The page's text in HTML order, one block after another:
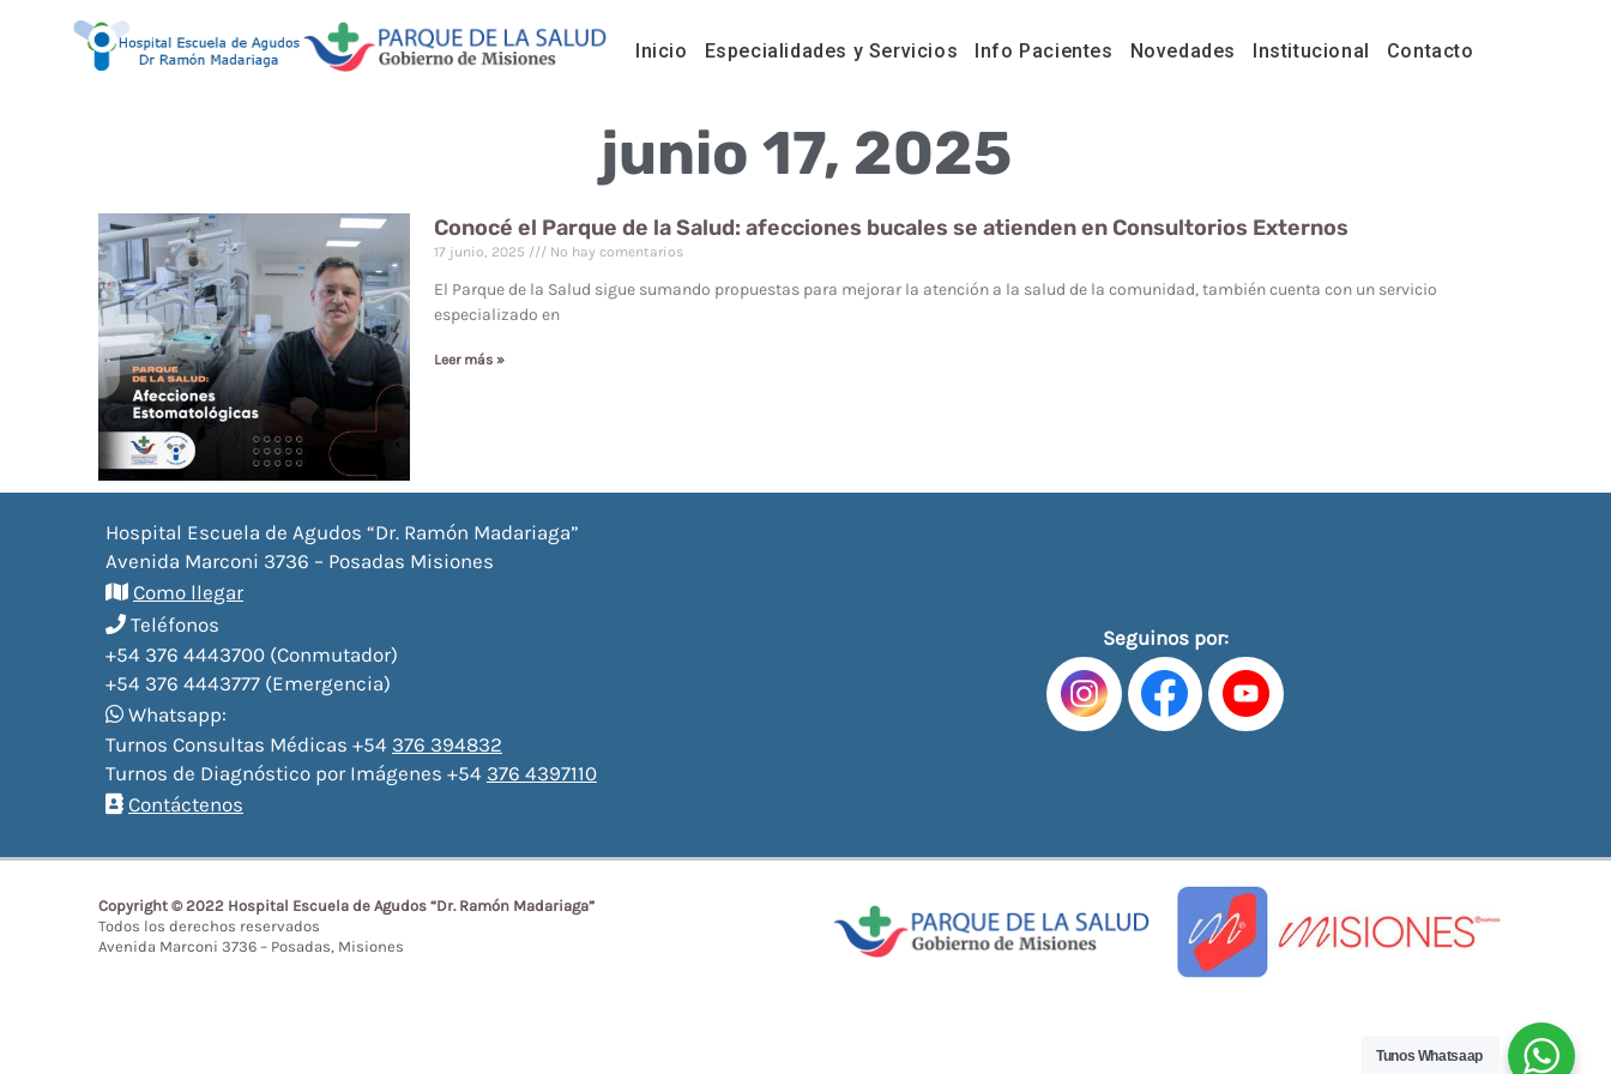
Inicio Especialidades y Servicios Info Pacientes Novedades Institucional Contacto
junio 17, 2025
Conocé el Parque de la Salud: afecciones bucales se atienden en Consultorios Externos
17 junio, 2025 No hay comentarios
El Parque de la Salud sigue sumando propuestas para mejorar la atención a la salud de la comunidad, también cuenta con un servicio
especializado en
Leer más »
Hospital Escuela de Agudos “Dr. Ramón Madariaga”
Avenida Marconi 3736 – Posadas Misiones
Como llegar
Teléfonos
+54 376 4443700 (Conmutador)
+54 376 4443777 (Emergencia)
Whatsapp:
Turnos Consultas Médicas +54 376 394832
Turnos de Diagnóstico por Imágenes +54 376 4397110
Contáctenos
Seguinos por:
Copyright © 2022 Hospital Escuela de Agudos “Dr. Ramón Madariaga”
Todos los derechos reservados
Avenida Marconi 3736 – Posadas, Misiones
Tunos Whatsaap